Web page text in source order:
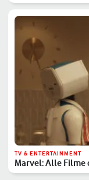
TV & ENTERTAINMENT
Marvel: Alle Filme
Reihenfolge